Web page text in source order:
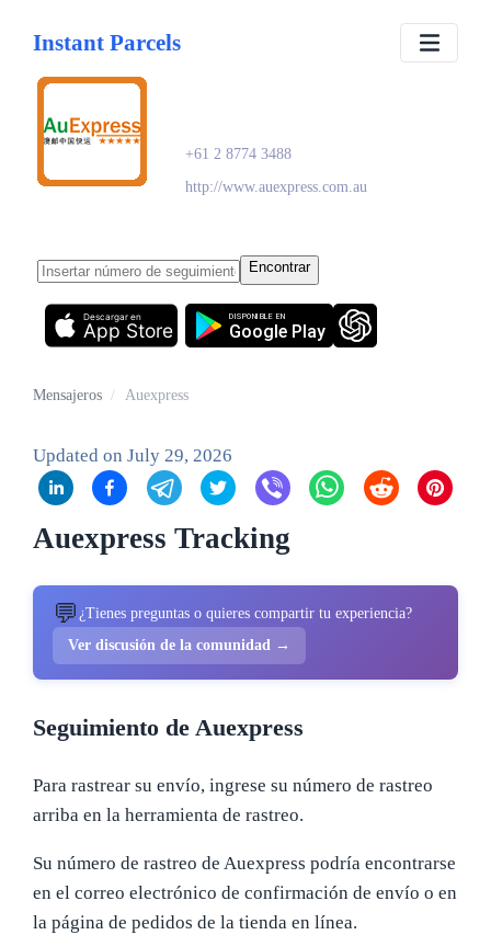
Instant Parcels
+61 2 8774 3488
http://www.auexpress.com.au
Encontrar
App Store
Descargar en
Google Play
DISPONIBLE EN
Mensajeros / Auexpress
Updated on July 29, 2026
Auexpress Tracking
💬 ¿Tienes preguntas o quieres compartir tu experiencia?
Ver discusión de la comunidad →
Seguimiento de Auexpress
Para rastrear su envío, ingrese su número de rastreo
arriba en la herramienta de rastreo.
Su número de rastreo de Auexpress podría encontrarse
en el correo electrónico de confirmación de envío o en
la página de pedidos de la tienda en línea.